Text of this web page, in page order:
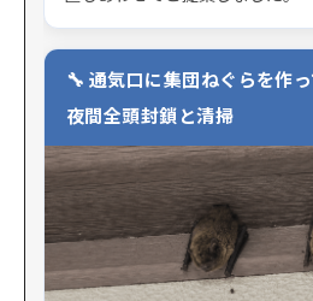
通気口に集団ねぐらを作
夜間全頭封鎖と清掃